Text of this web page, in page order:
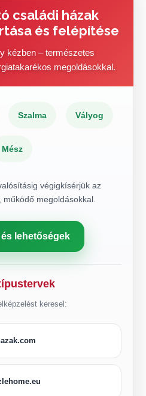
családi házak
és felépítése
kézben – természetes
megoldásokkal.
Szalma Vályog
Mész
végigkísérjük az
megoldásokkal.
és lehetőségek
keresel: